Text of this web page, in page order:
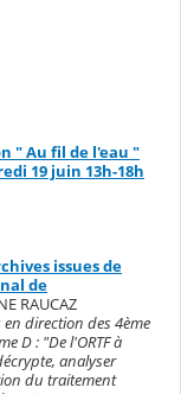
" Au fil de l'eau "
19 juin 13h-18h
issues de
de
RAUCAZ
en direction des 4ème
D : "De l'ORTF à
analyser
du traitement